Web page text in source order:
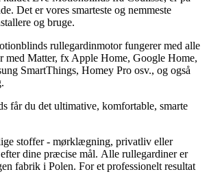
Det er vores smarteste og nemmeste
og bruge.
rullegardinmotor fungerer med alle
med Matter, fx Apple Home, Google Home,
SmartThings, Homey Pro osv., og også
får du det ultimative, komfortable, smarte
stoffer - mørklægning, privatliv eller
dine præcise mål. Alle rullegardiner er
fabrik i Polen. For et professionelt resultat